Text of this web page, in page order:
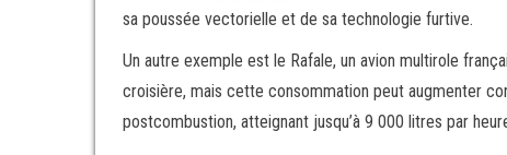
sa poussée vectorielle et de sa technologie furtive.
Un autre exemple est le Rafale, un avion multirole
croisière, mais cette consommation peut augmenter
postcombustion, atteignant jusqu’à 9 000 litres par